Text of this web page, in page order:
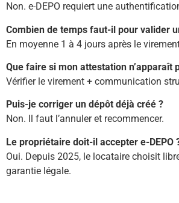
Non. e-DEPO requiert une
Combien de temps faut-il pour valider
En moyenne 1 à 4 jours après le
Que faire si mon attestation n’apparaît
Vérifier le virement + communication
Puis-je corriger un dépôt déjà créé ?
Non. Il faut l’annuler et recommencer.
Le propriétaire doit-il accepter e-DEPO
Oui. Depuis 2025, le locataire choisit
garantie légale.